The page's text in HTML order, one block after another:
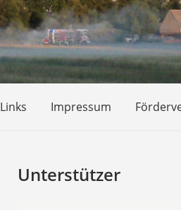
Links Impressum
Unterstützer